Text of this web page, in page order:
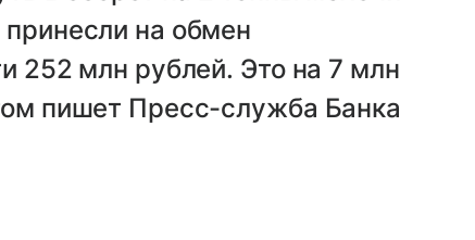
на обмен
252 млн рублей. Это на 7 млн
пишет Пресс-служба Банка